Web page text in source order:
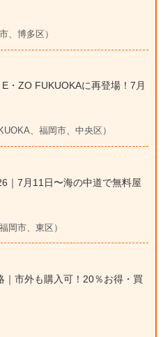
、博多区）
・ZO FUKUOKAに再登場！7月
、福岡市、中央区）
｜7月11日〜海の中道で無料屋
岡市、東区）
市外も購入可！20％お得・買